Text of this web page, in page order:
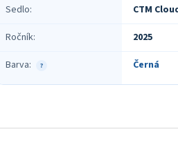
Sedlo:
CTM
Ročník: 2025
?
Barva: Černá